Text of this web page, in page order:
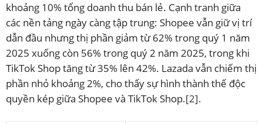
khoảng 10% tổng doanh thu bán lẻ. Cạnh tranh giữa
các nền tảng ngày càng tập trung: Shopee vẫn giữ vị trí
dẫn đầu nhưng thị phần giảm từ 62% trong quý 1 năm
2025 xuống còn 56% trong quý 2 năm 2025, trong khi
TikTok Shop tăng từ 35% lên 42%. Lazada vẫn chiếm thị
phần nhỏ khoảng 2%, cho thấy sự hình thành thế độc
quyền kép giữa Shopee và TikTok Shop.[2].